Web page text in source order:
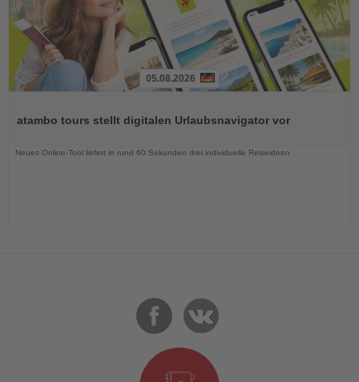
die
05.08.2026
atambo tours stellt digitalen Urlaubsnavigator vor
Neues Online-Tool liefert in rund 60 Sekunden drei individuelle Reiseideen